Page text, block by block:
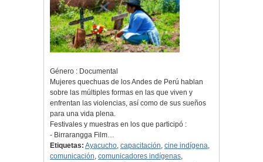
Género : Documental
Mujeres quechuas de los Andes de Perú hablan
sobre las múltiples formas en las que viven y
enfrentan las violencias, así como de sus sueños
para una vida plena.
Festivales y muestras en los que participó :
- Birrarangga Film…
Etiquetas: Ayacucho, capacitación, cine indígena,
comunicación, comunicadores indígenas,